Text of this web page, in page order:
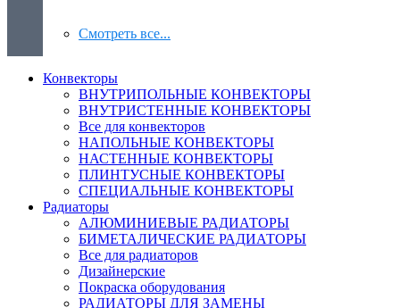
Смотреть все...
Конвекторы
ВНУТРИПОЛЬНЫЕ КОНВЕКТОРЫ
ВНУТРИСТЕННЫЕ КОНВЕКТОРЫ
Все для конвекторов
НАПОЛЬНЫЕ КОНВЕКТОРЫ
НАСТЕННЫЕ КОНВЕКТОРЫ
ПЛИНТУСНЫЕ КОНВЕКТОРЫ
СПЕЦИАЛЬНЫЕ КОНВЕКТОРЫ
Радиаторы
АЛЮМИНИЕВЫЕ РАДИАТОРЫ
БИМЕТАЛИЧЕСКИЕ РАДИАТОРЫ
Все для радиаторов
Дизайнерские
Покраска оборудования
РАДИАТОРЫ ДЛЯ ЗАМЕНЫ